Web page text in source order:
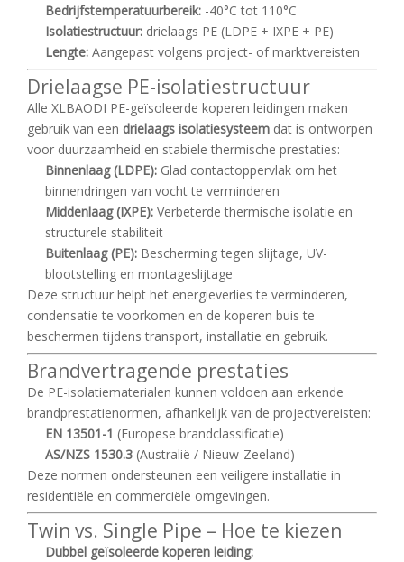
Bedrijfstemperatuurbereik: -40°C tot 110°C
Isolatiestructuur: drielaags PE (LDPE + IXPE + PE)
Lengte: Aangepast volgens project- of marktvereisten
Drielaagse PE-isolatiestructuur
Alle XLBAODI PE-geïsoleerde koperen leidingen maken
gebruik van een drielaags isolatiesysteem dat is ontworpen
voor duurzaamheid en stabiele thermische prestaties:
Binnenlaag (LDPE): Glad contactoppervlak om het
binnendringen van vocht te verminderen
Middenlaag (IXPE): Verbeterde thermische isolatie en
structurele stabiliteit
Buitenlaag (PE): Bescherming tegen slijtage, UV-
blootstelling en montageslijtage
Deze structuur helpt het energieverlies te verminderen,
condensatie te voorkomen en de koperen buis te
beschermen tijdens transport, installatie en gebruik.
Brandvertragende prestaties
De PE-isolatiematerialen kunnen voldoen aan erkende
brandprestatienormen, afhankelijk van de projectvereisten:
EN 13501-1 (Europese brandclassificatie)
AS/NZS 1530.3 (Australië / Nieuw-Zeeland)
Deze normen ondersteunen een veiligere installatie in
residentiële en commerciële omgevingen.
Twin vs. Single Pipe – Hoe te kiezen
Dubbel geïsoleerde koperen leiding: